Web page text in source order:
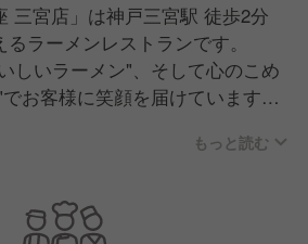
三宮店」は神戸三宮駅 徒歩2分
ラーメンレストランです。
しいラーメン"、そして心のこめ
お客様に笑顔を届けています。
愛されるお店になれるように、ス
もっと読む